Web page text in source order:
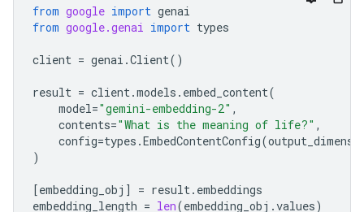
from google import genai
from google.genai import types
client = genai .Client()
result = client.models . embed_content(
model="gemini-embedding-2" ,
contents="What is the meaning of life?" ,
config=types .EmbedContentConfig(
)
[embedding_obj ] = result. embeddings
embedding_length = len(embedding_obj .values)